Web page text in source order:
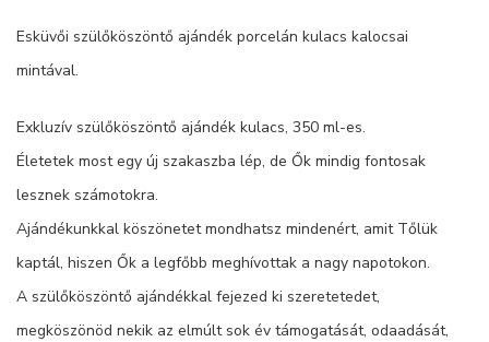
Esküvői szülőköszöntő ajándék porcelán kulacs kalocsai
mintával.
Exkluzív szülőköszöntő ajándék kulacs, 350 ml-es.
Életetek most egy új szakaszba lép, de Ők mindig fontosak
lesznek számotokra.
Ajándékunkkal köszönetet mondhatsz mindenért, amit Tőlük
kaptál, hiszen Ők a legfőbb meghívottak a nagy napotokon.
A szülőköszöntő ajándékkal fejezed ki szeretetedet,
megköszönöd nekik az elmúlt sok év támogatását, odaadását,